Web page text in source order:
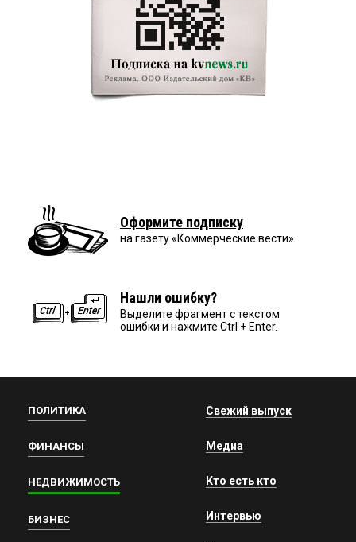
Оформите подписку
на газету «Коммерческие вести»
Нашли ошибку?
Выделите фрагмент с текстом
ошибки и нажмите Ctrl + Enter.
ПОЛИТИКА
ФИНАНСЫ
НЕДВИЖИМОСТЬ
БИЗНЕС
Свежий выпуск
Медиа
Кто есть кто
Интервью